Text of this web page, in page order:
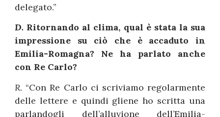
delegato.”
D. Ritornando al clima, qual è stata la sua
impressione su ciò che è accaduto in
Emilia-Romagna? Ne ha parlato anche
con Re Carlo?
R. “Con Re Carlo ci scriviamo regolarmente
delle lettere e quindi gliene ho scritta una
parlandogli dell’alluvione dell’Emilia-